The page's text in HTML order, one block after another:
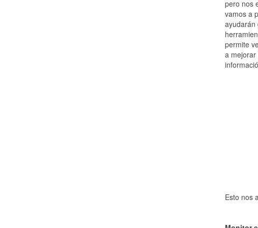
pero nos
vamos a
ayudarán
permite
a
Esto nos